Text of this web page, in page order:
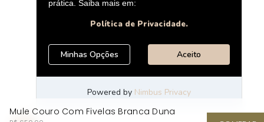
Mule Couro Com Fivelas Branca Duna